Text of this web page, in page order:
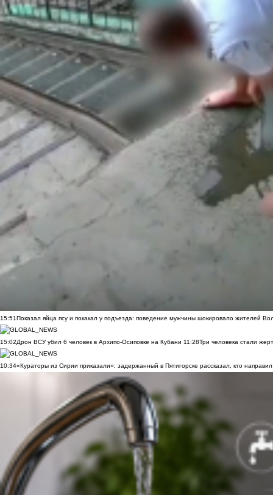
15:51Показал яйца псу и покакал у подъезда: поведение мужчины шокировало жителей
15:02Дрон ВСУ убил 6 человек в Архипо-Осиповке на Кубани 11:28Три человека стали
10:34«Кураторы из Сирии приказали»: задержанный в Пятигорске рассказал, кто направил